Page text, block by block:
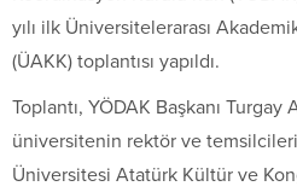
yılı ilk Üniversitelerarası
(ÜAKK) toplantısı yapıldı.
Toplantı, YÖDAK Başkanı Turgay
üniversitenin rektör ve
Üniversitesi Atatürk Kültür ve